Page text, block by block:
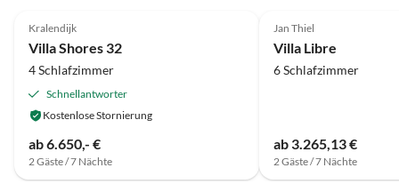
Kralendijk
Villa Shores 32
4 Schlafzimmer
Schnellantworter
Kostenlose Stornierung
ab 6.650,- €
2 Gäste / 7 Nächte
Jan Thiel
Villa Libre
6 Schlafzimmer
ab 3.265,13 €
2 Gäste / 7 Nächte